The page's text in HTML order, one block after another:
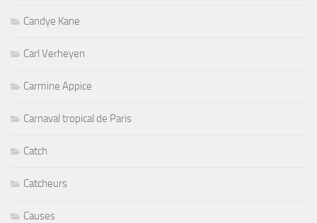
Candye Kane
Carl Verheyen
Carmine Appice
Carnaval tropical de Paris
Catch
Catcheurs
Causes